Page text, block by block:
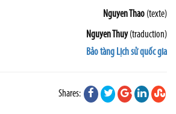
Nguyen Thao (texte)
Nguyen Thuy(traduction)
Bảo tàng Lịch sử quốc gia
Shares: